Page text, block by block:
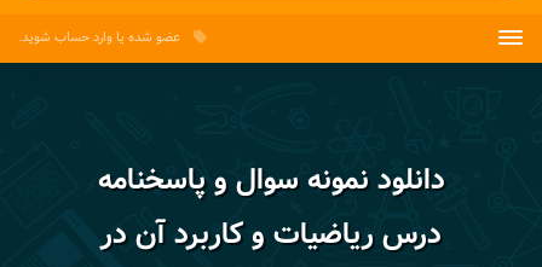
local_offer عضو شده یاوارد حساب شوید.
دانلود نمونه سوال و پاسخنامه
درس ریاضیات و کاربرد آن در